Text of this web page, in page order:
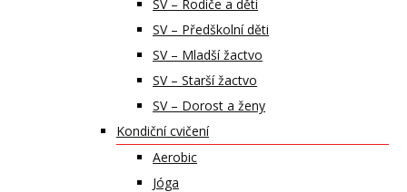
SV – Rodiče a děti
SV – Předškolní děti
SV – Mladší žactvo
SV – Starší žactvo
SV – Dorost a ženy
Kondiční cvičení
Aerobic
Jóga